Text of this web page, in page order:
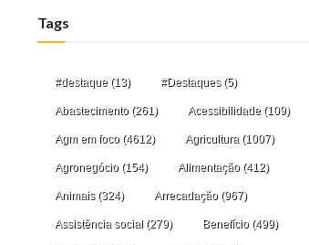
Tags
#destaque (13) #Destaques(5)
Abastecimento(261) Acessibilidade (109)
Agm em foco(4612) Agricultura (1007)
Agronegócio(154) Alimentação(412)
Animais(324) Arrecadação(967)
Assistência social (279) Benefício(499)